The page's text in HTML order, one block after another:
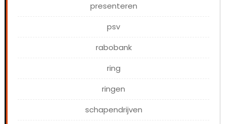
presenteren
psv
rabobank
ring
ringen
schapendrijven